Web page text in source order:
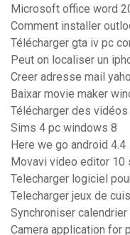
Microsoft office word
Comment installer
Télécharger gta iv pc
Peut on localiser un
Creer adresse mail
Baixar movie maker
Télécharger des
Sims 4 pc windows 8
Here we go android 4.4
Movavi video editor 10
Telecharger logiciel
Telecharger jeux de
Synchroniser
Camera application for